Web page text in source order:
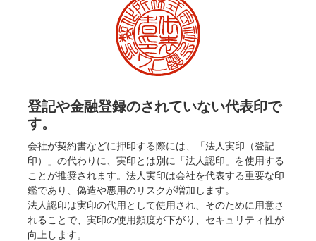
登記や金融登録のされていない代表印で
す。
会社が契約書などに押印する際には、「法人実印（登記
印）」の代わりに、実印とは別に「法人認印」を使用する
ことが推奨されます。法人実印は会社を代表する重要な印
鑑であり、偽造や悪用のリスクが増加します。
法人認印は実印の代用として使用され、そのために用意さ
れることで、実印の使用頻度が下がり、セキュリティ性が
向上します。